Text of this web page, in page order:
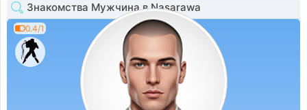
Знакомства Мужчина в Nasarawa
0.4/1